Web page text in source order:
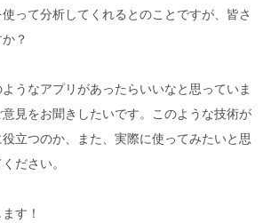
って分析してくれるとのことですが、皆さ
？
うなアプリがあったらいいなと思っていま
見をお聞きしたいです。このような技術が
立つのか、また、実際に使ってみたいと思
ださい。
す！